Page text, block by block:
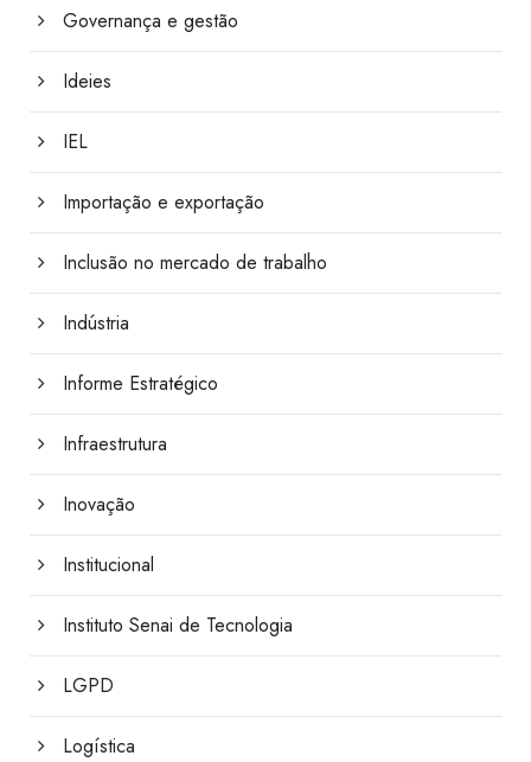
Governança e gestão
Ideies
IEL
Importação e exportação
Inclusão no mercado de trabalho
Indústria
Informe Estratégico
Infraestrutura
Inovação
Institucional
Instituto Senai de Tecnologia
LGPD
Logística